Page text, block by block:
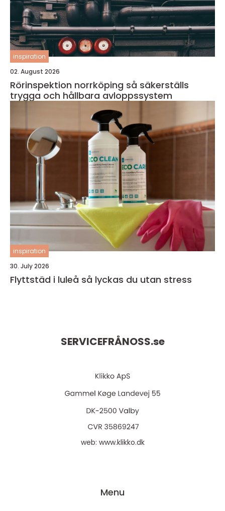
inspiration
02. August 2026
Rörinspektion norrköping så säkerställs
trygga och hållbara avloppssystem
inspiration
30. July 2026
Flyttstäd i luleå så lyckas du utan stress
SERVICEFRÅNOSS.se
web: www.klikko.dk
Menu